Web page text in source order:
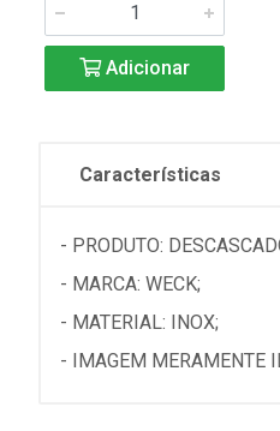
Adicionar
Características
- PRODUTO:
- MARCA: WECK;
- MATERIAL: INOX;
- IMAGEM MERAMENTE